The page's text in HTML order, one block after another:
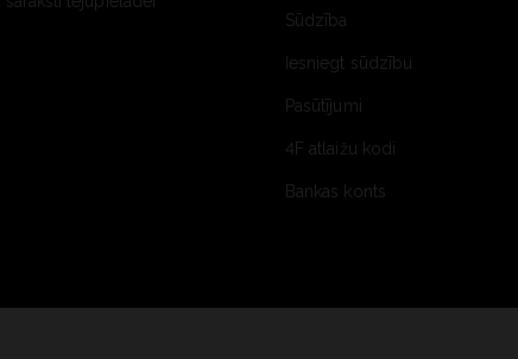
Sūdzība
Iesniegt sūdzību
Pasūtījumi
4F atlaižu kodi
Bankas konts